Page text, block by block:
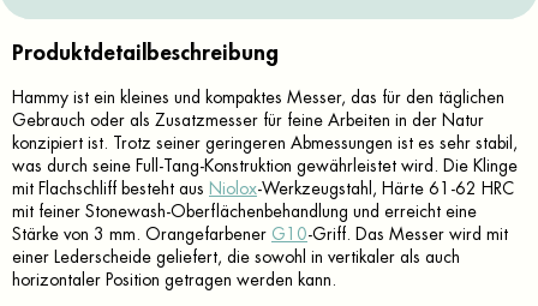
Produktdetailbeschreibung
Hammy ist ein kleines und kompaktes Messer, das für den täglichen
Gebrauch oder als Zusatzmesser für feine Arbeiten in der Natur
konzipiert ist. Trotz seiner geringeren Abmessungen ist es sehr stabil,
was durch seine Full-Tang-Konstruktion gewährleistet wird. Die Klinge
mit Flachschliff besteht aus Niolox-Werkzeugstahl, Härte 61-62 HRC
mit feiner Stonewash-Oberflächenbehandlung und erreicht eine
Stärke von 3 mm. Orangefarbener G10-Griff. Das Messer wird mit
einer Lederscheide geliefert, die sowohl in vertikaler als auch
horizontaler Position getragen werden kann.